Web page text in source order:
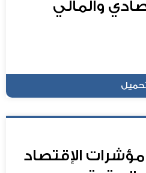
والمالي
مؤشرات الإقتصاد